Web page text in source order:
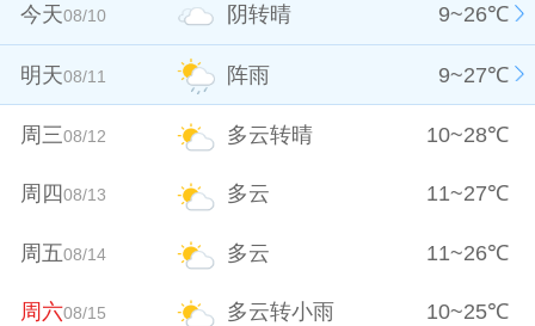
今天08/10 阴转晴 9~26℃
明天08/11 阵雨 9~27℃
周三08/12 多云转晴 10~28℃
周四08/13 多云 11~27℃
周五08/14 多云 11~26℃
周六08/15 多云转小雨 10~25℃